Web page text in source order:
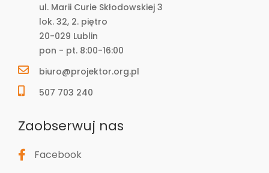
ul. Marii Curie Skłodowskiej 3
lok. 32, 2. piętro
20-029 Lublin
pon - pt. 8:00-16:00
biuro@projektor.org.pl
507 703 240
Zaobserwuj nas
Facebook